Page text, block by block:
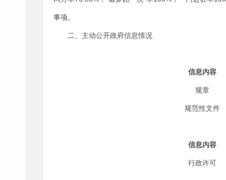
事项。
二、主动公开政府信息情况
信息内容
规章
规范性文件
信息内容
行政许可